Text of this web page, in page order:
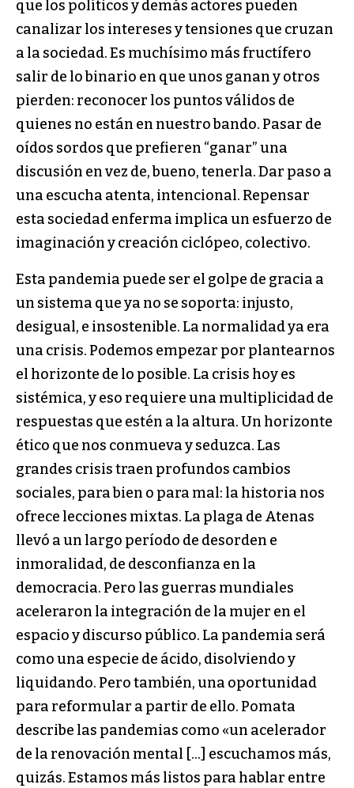
que los políticos y demás actores pueden
canalizar los intereses y tensiones que cruzan
a la sociedad. Es muchísimo más fructífero
salir de lo binario en que unos ganan y otros
pierden: reconocer los puntos válidos de
quienes no están en nuestro bando. Pasar de
oídos sordos que prefieren “ganar” una
discusión en vez de, bueno, tenerla. Dar paso a
una escucha atenta, intencional. Repensar
esta sociedad enferma implica un esfuerzo de
imaginación y creación ciclópeo, colectivo.
Esta pandemia puede ser el golpe de gracia a
un sistema que ya no se soporta: injusto,
desigual, e insostenible. La normalidad ya era
una crisis. Podemos empezar por plantearnos
el horizonte de lo posible. La crisis hoy es
sistémica, y eso requiere una multiplicidad de
respuestas que estén a la altura. Un horizonte
ético que nos conmueva y seduzca. Las
grandes crisis traen profundos cambios
sociales, para bien o para mal: la historia nos
ofrece lecciones mixtas. La plaga de Atenas
llevó a un largo período de desorden e
inmoralidad, de desconfianza en la
democracia. Pero las guerras mundiales
aceleraron la integración de la mujer en el
espacio y discurso público. La pandemia será
como una especie de ácido, disolviendo y
liquidando. Pero también, una oportunidad
para reformular a partir de ello. Pomata
describe las pandemias como «un acelerador
de la renovación mental […] escuchamos más,
quizás. Estamos más listos para hablar entre